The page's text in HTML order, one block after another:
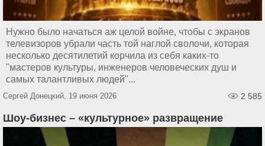
Нужно было начаться аж целой войне, чтобы с экранов
телевизоров убрали часть той наглой сволочи, которая
несколько десятилетий корчила из себя каких-то
"мастеров культуры, инженеров человеческих душ и
самых талантливых людей"...
Сергей Донецкий, 19 июня 2026 2 585
Шоу-бизнес – «культурное» развращение